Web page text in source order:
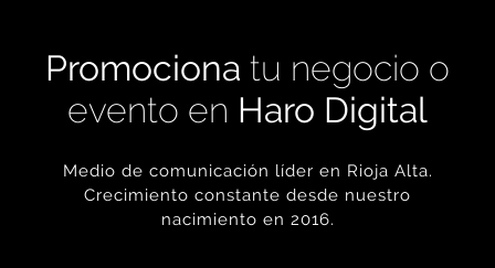
Promociona tu negocio o
evento en Haro Digital
Medio de comunicación líder en Rioja Alta.
Crecimiento constante desde nuestro
nacimiento en 2016.